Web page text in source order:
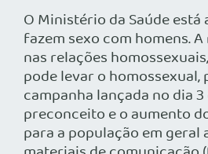
O Ministério da Saúde
fazem sexo com homens.
nas relações
pode levar o
campanha lançada no dia
preconceito e o aumento
para a população em geral